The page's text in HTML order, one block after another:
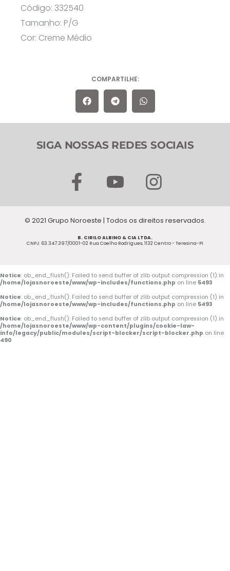
Código: 332540
Tamanho: P/G
Cor: Creme Médio
COMPARTILHE:
SIGA NOSSAS REDES SOCIAIS
F
a
c
e
b
o
k
-
f
Y
o
u
t
u
e
I
n
s
t
a
r
a
m
© 2021 Grupo Noroeste | Todos os direitos reservados.
B. CIRILO ALBINO & CIA LTDA.
CNPJ: 63.347.397/0001-02 Rua Coelho Rodrigues, 1132 Centro - Teresina-PI
Notice: ob_end_flush(): Failed to send buffer of zlib output compression (1) in
/home/lojasnoroeste/www/wp-includes/functions.php on line 5493
Notice: ob_end_flush(): Failed to send buffer of zlib output compression (1) in
/home/lojasnoroeste/www/wp-includes/functions.php on line 5493
Notice: ob_end_flush(): Failed to send buffer of zlib output compression (1) in
/home/lojasnoroeste/www/wp-content/plugins/cookie-law-
info/legacy/public/modules/script-blocker/script-blocker.php on line
490